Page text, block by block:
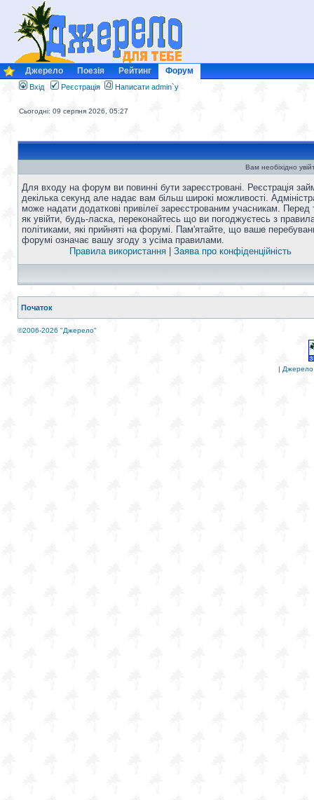
Джерело Поезія Рейтинг Форум
Вхід Реєстрація Написати admin`у
Сьогодні: 09 серпня 2026, 05:27
Вам необіхідно
Для входу на форум ви повинні бути зареєстровані. Реєстрація
декілька секунд але надає вам більш широкі можливості.
може надати додаткові привілеї зареєстрованим учасникам. Перед
як увійти, будь-ласка, переконайтесь що ви погоджуєтесь з
політиками, які прийняті на форумі. Пам'ятайте, що ваше
форумі означає вашу згоду з усіма правилами.
Правила використання
Заява про конфіденційність
Початок
©2006-2026 "Джерело"
| Джерело